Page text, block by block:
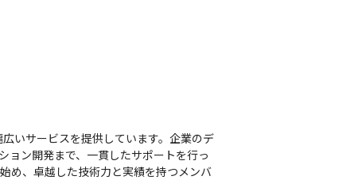
いサービスを提供しています。企業のデ
ン開発まで、一貫したサポートを行っ
め、卓越した技術力と実績を持つメンバ